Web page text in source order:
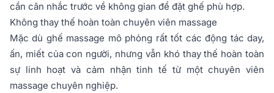
cần cân nhắc trước về không gian để đặt ghế phù hợp.
Không thay thế hoàn toàn chuyên viên massage
Mặc dù ghế massage mô phỏng rất tốt các động tác day,
ấn, miết của con người, nhưng vẫn khó thay thế hoàn toàn
sự linh hoạt và cảm nhận tinh tế từ một chuyên viên
massage chuyên nghiệp.